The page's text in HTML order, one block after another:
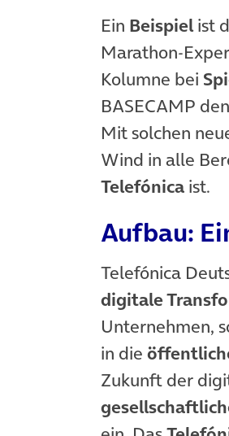
Ein Beispielist
Marathon-
Kolumne bei
BASECAMP
Mit solchen
Wind in alle
Telefónica ist.
Aufbau:
Telefónica
digitale
Unternehmen,
in die
Zukunft der